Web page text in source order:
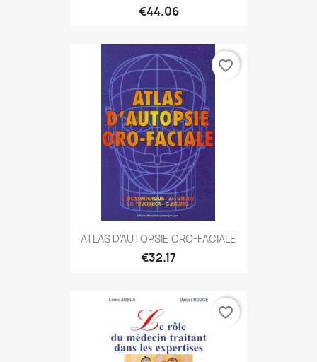
€44.06
ATLAS D'AUTOPSIE ORO-FACIALE
€32.17
favorite_border
favorite_border